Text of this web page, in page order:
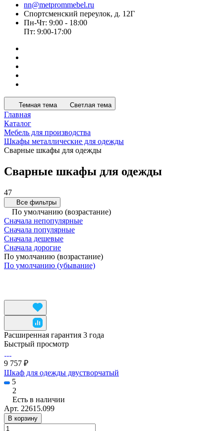
nn@metprommebel.ru
Спортсменский переулок, д. 12Г
Пн-Чт: 9:00 - 18:00
Пт: 9:00-17:00
Темная тема Светлая тема
Главная
Каталог
Мебель для производства
Шкафы металлические для одежды
Сварные шкафы для одежды
Сварные шкафы для одежды
47
Все фильтры
По умолчанию (возрастание)
Сначала непопулярные
Сначала популярные
Сначала дешевые
Сначала дорогие
По умолчанию (возрастание)
По умолчанию (убывание)
Расширенная гарантия 3 года
Быстрый просмотр
9 757 ₽
Шкаф для одежды двустворчатый
5
2
Есть в наличии
Арт. 22615.099
В корзину